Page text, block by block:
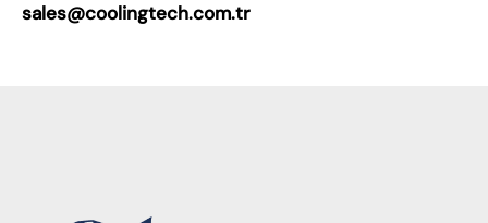
sales@coolingtech.com.tr